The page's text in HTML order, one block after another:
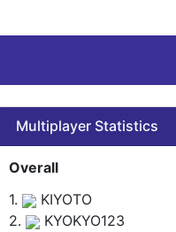
Multiplayer Statistics
Overall
1.
KIYOTO
2.
KYOKYO123